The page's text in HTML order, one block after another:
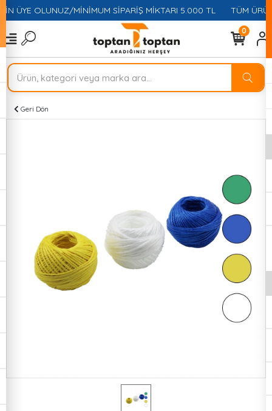
ÜYE OLUNUZ/MİNİMUM SİPARİŞ MİKTARI 5.000 TL TÜM
0
Geri Dön